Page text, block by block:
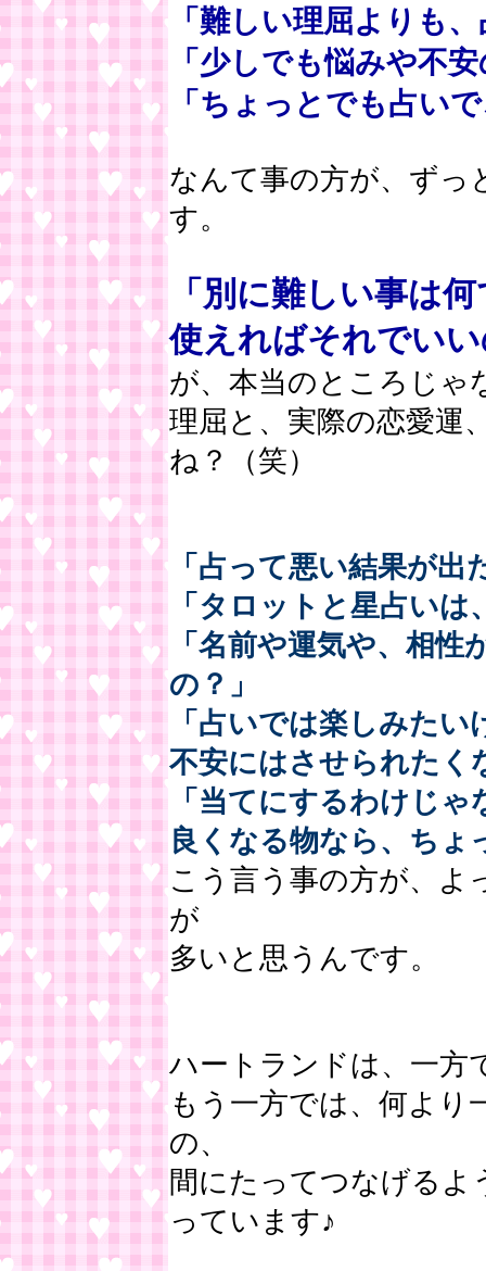
「難しい理屈よりも
「少しでも悩みや不
「ちょっとでも占い
なんて事の方が、ずっ
す。
「別に難しい事は
使えればそれでい
が、本当のところじゃ
理屈と、実際の恋愛運
ね？（笑）
「占って悪い結果が
「タロットと星占い
「名前や運気や、相
の？」
「占いでは楽しみた
不安にはさせられたく
「当てにするわけじ
良くなる物なら、ち
こう言う事の方が、
が
多いと思うんです。
ハートランドは、一方
もう一方では、何より
の、
間にたってつなげる
っています♪